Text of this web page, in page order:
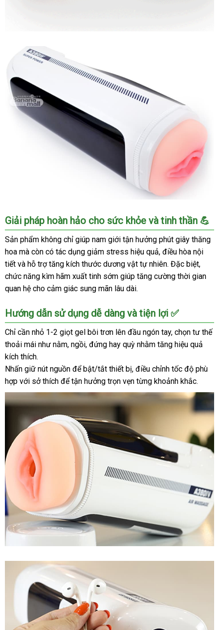
Đạo
Giả
Co
Bóp
Tỏa
Nhiệt
Âm
Đạo
Giả
Co
Bóp
Tỏa
Nhiệt
-
Động
Thụt,
Sưởi
Ấm
Chân
Thật
Giải pháp hoàn hảo cho sức khỏe và tinh thần 💪
Sản phẩm không chỉ giúp nam giới tận hưởng phút giây thăng
hoa mà còn có tác dụng giảm stress hiệu quả, điều hòa nội
tiết và hỗ trợ tăng kích thước dương vật tự nhiên. Đặc biệt,
chức năng kìm hãm xuất tinh sớm giúp tăng cường thời gian
quan hệ cho cảm giác sung mãn lâu dài.
Hướng dẫn sử dụng dễ dàng và tiện lợi ✅
Chỉ cần nhỏ 1-2 giọt gel bôi trơn lên đầu ngón tay, chọn tư thế
thoải mái như nằm, ngồi, đứng hay quỳ nhằm tăng hiệu quả
kích thích.
Nhấn giữ nút nguồn để bật/tắt thiết bị, điều chỉnh tốc độ phù
hợp với sở thích để tận hưởng trọn vẹn từng khoảnh khắc.
Âm
Đạo
Giả
Tỏa
Nhiệt